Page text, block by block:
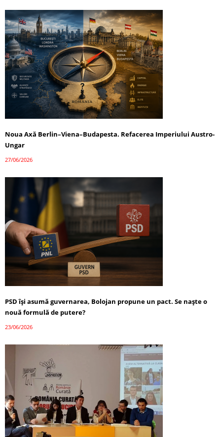
Noua Axă Berlin–Viena–Budapesta. Refacerea Imperiului Austro-
Ungar
27/06/2026
PSD își asumă guvernarea, Bolojan propune un pact. Se naște o
nouă formulă de putere?
23/06/2026